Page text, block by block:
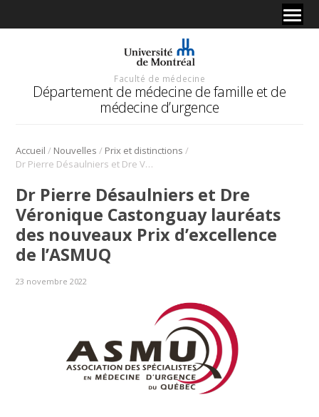
Faculté de médecine
Département de médecine de famille et de
médecine d’urgence
Accueil / Nouvelles / Prix et distinctions /
Dr Pierre Désaulniers et Dre Véronique Castonguay lauréats des nouveaux Prix d’excellence de l’ASMUQ
Dr Pierre Désaulniers et Dre
Véronique Castonguay lauréats
des nouveaux Prix d’excellence
de l’ASMUQ
23 novembre 2022